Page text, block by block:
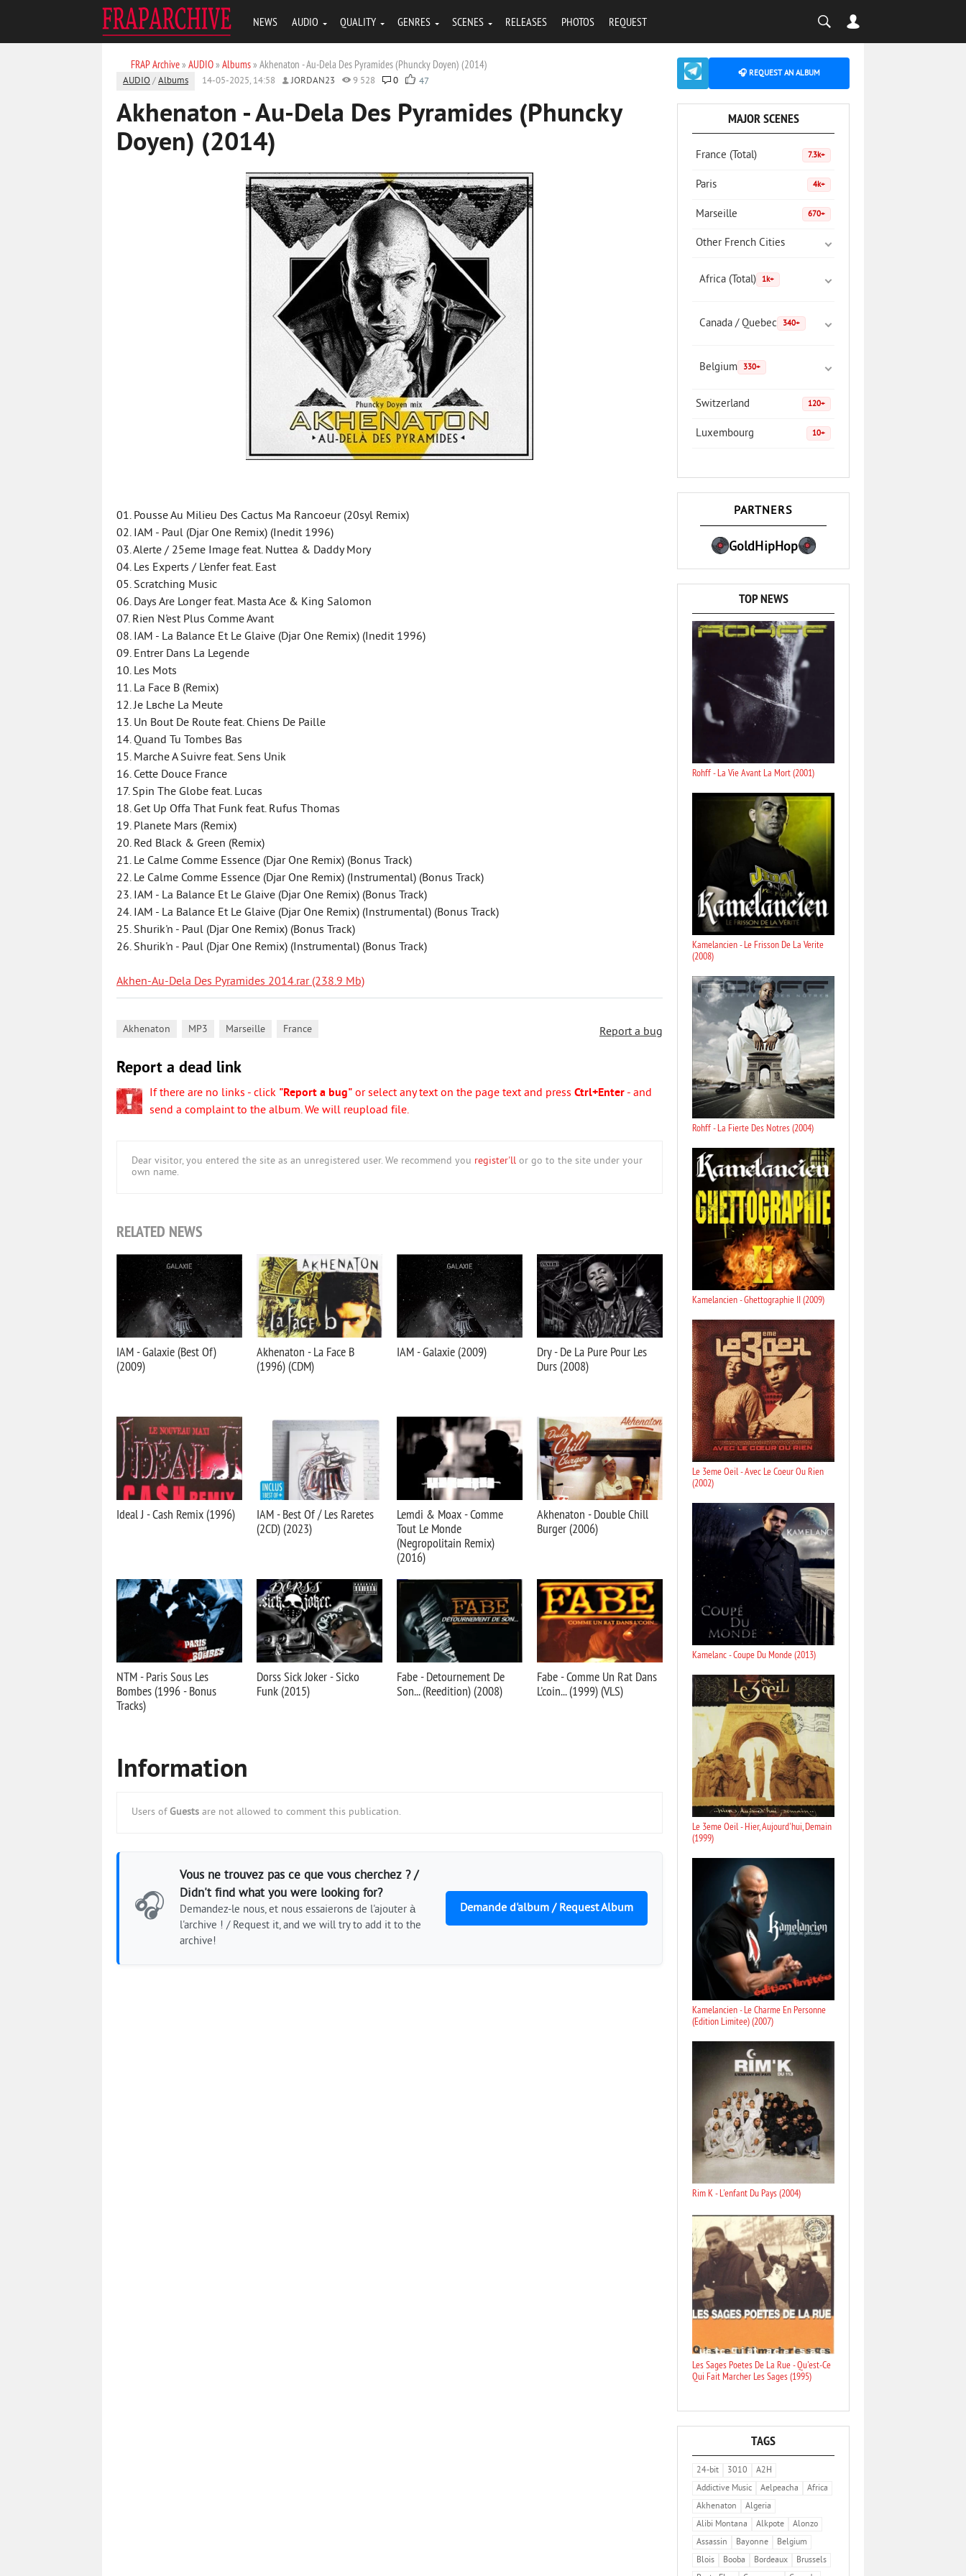
NEWS AUDIO QUALITY GENRES SCENES RELEASES PHOTOS REQUEST
FRAP Archive» AUDIO» Albums» Akhenaton - Au-Dela Des Pyramides (Phuncky Doyen) (2014)
AUDIO /Albums 14-05-2025, 14:58 JORDAN23 9 528 0 47
Akhenaton - Au-Dela Des Pyramides (Phuncky
Doyen) (2014)
01. Pousse Au Milieu Des Cactus Ma Rancoeur (20syl Remix)
02. IAM - Paul (Djar One Remix) (Inedit 1996)
03. Alerte / 25eme Image feat. Nuttea & Daddy Mory
04. Les Experts / L'enfer feat. East
05. Scratching Music
06. Days Are Longer feat. Masta Ace & King Salomon
07. Rien N'est Plus Comme Avant
08. IAM - La Balance Et Le Glaive (Djar One Remix) (Inedit 1996)
09. Entrer Dans La Legende
10. Les Mots
11. La Face B (Remix)
12. Je Lвche La Meute
13. Un Bout De Route feat. Chiens De Paille
14. Quand Tu Tombes Bas
15. Marche A Suivre feat. Sens Unik
16. Cette Douce France
17. Spin The Globe feat. Lucas
18. Get Up Offa That Funk feat. Rufus Thomas
19. Planete Mars (Remix)
20. Red Black & Green (Remix)
21. Le Calme Comme Essence (Djar One Remix) (Bonus Track)
22. Le Calme Comme Essence (Djar One Remix) (Instrumental) (Bonus Track)
23. IAM - La Balance Et Le Glaive (Djar One Remix) (Bonus Track)
24. IAM - La Balance Et Le Glaive (Djar One Remix) (Instrumental) (Bonus Track)
25. Shurik'n - Paul (Djar One Remix) (Bonus Track)
26. Shurik'n - Paul (Djar One Remix) (Instrumental) (Bonus Track)
Akhen-Au-Dela Des Pyramides 2014.rar (238.9 Mb)
Report a bug
Akhenaton MP3 Marseille France
Report a dead link
If there are no links - click "Report a bug" or select any text on the page text and press Ctrl+Enter - and
send a complaint to the album. We will reupload file.
Dear visitor, you entered the site as an unregistered user. We recommend you register'll or go to the site under your
own name.
RELATED NEWS
IAM - Galaxie (Best Of)
(2009)
Akhenaton - La Face B
(1996) (CDM)
IAM - Galaxie (2009)
Dry - De La Pure Pour Les
Durs (2008)
Ideal J - Cash Remix (1996)
IAM - Best Of / Les Raretes
(2CD) (2023)
Lemdi & Moax - Comme
Tout Le Monde
(Negropolitain Remix)
(2016)
Akhenaton - Double Chill
Burger (2006)
NTM - Paris Sous Les
Bombes (1996 - Bonus
Tracks)
Dorss Sick Joker - Sicko
Funk (2015)
Fabe - Detournement De
Son... (Reedition) (2008)
Fabe - Comme Un Rat Dans
L'coin... (1999) (VLS)
Information
Users of Guests are not allowed to comment this publication.
🎧
Vous ne trouvez pas ce que vous cherchez ? /
Didn't find what you were looking for?
Demandez-le nous, et nous essaierons de l'ajouter à
l'archive ! / Request it, and we will try to add it to the
archive!
Demande d'album / Request Album
🎧 REQUEST AN ALBUM
MAJOR SCENES
France (Total) 7.3k+
Paris 4k+
Marseille 670+
Other French Cities
Africa (Total) 1k+
Canada / Quebec 340+
Belgium 330+
Switzerland 120+
Luxembourg 10+
PARTNERS
GoldHipHop
TOP NEWS
Rohff - La Vie Avant La Mort (2001)
Kamelancien - Le Frisson De La Verite
(2008)
Rohff - La Fierte Des Notres (2004)
Kamelancien - Ghettographie II (2009)
Le 3eme Oeil - Avec Le Coeur Ou Rien
(2002)
Kamelanc - Coupe Du Monde (2013)
Le 3eme Oeil - Hier, Aujourd'hui, Demain
(1999)
Kamelancien - Le Charme En Personne
(Edition Limitee) (2007)
Rim K - L'enfant Du Pays (2004)
Les Sages Poetes De La Rue - Qu'est-Ce
Qui Fait Marcher Les Sages (1995)
TAGS
24-bit 3010
A2H
Addictive Music
Aelpeacha
Africa
Akhenaton
Algeria
Alibi Montana
Alkpote
Alonzo
Assassin
Bayonne
Belgium
Blois
Booba Bordeaux
Brussels